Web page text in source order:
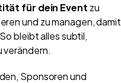
für dein Event zu
und zu managen, damit
bleibt alles subtil,
verändern.
Sponsoren und